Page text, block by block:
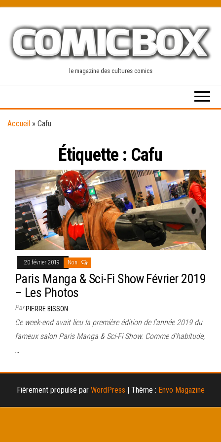
content
le magazine des cultures comics
Accueil » Cafu
Étiquette : Cafu
20 février 2019 Non
Paris Manga & Sci-Fi Show Février 2019
– Les Photos
ParPIERRE BISSON
Ce week-end avait lieu la première édition de l’année 2019 du
fameux salon Paris Manga & Sci-Fi Show. Comme d’habitude,
…
Fièrement propulsé par WordPress Thème : Envo Magazine